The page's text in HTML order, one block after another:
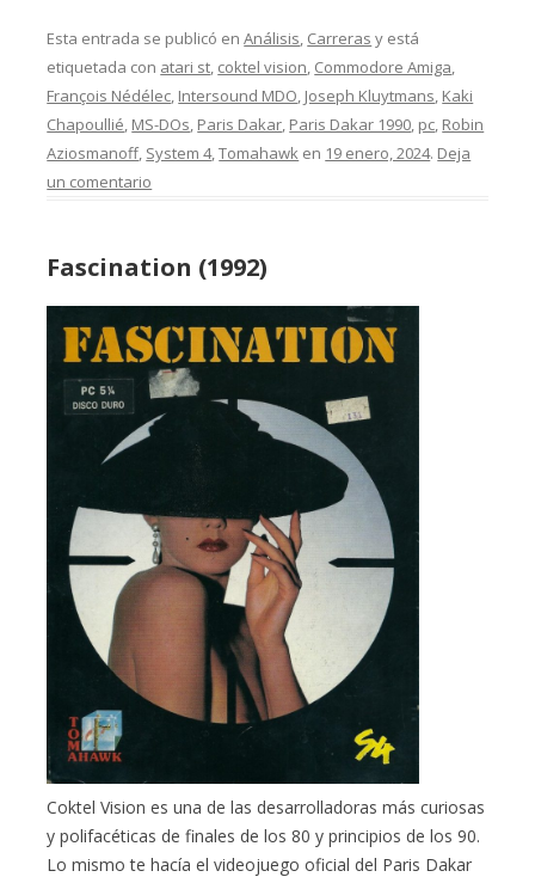
Esta entrada se publicó enAnálisis, Carreras y está
etiquetada con atari st, coktel vision, Commodore Amiga,
François Nédélec, Intersound MDO, Joseph Kluytmans, Kaki
Chapoullié, MS-DOs, Paris Dakar, Paris Dakar 1990, pc, Robin
Aziosmanoff, System 4,Tomahawk en 19 enero, 2024. Deja
un comentario
Fascination (1992)
Coktel Vision es una de las desarrolladoras más curiosas
y polifacéticas de finales de los 80 y principios de los 90.
Lo mismo te hacía el videojuego oficial del Paris Dakar